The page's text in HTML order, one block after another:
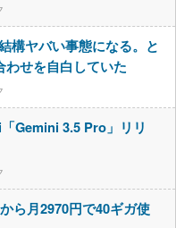
構ヤバい事態になる。と
わせを自白していた
Gemini 3.5 Pro」リリ
ら月2970円で40ギガ使